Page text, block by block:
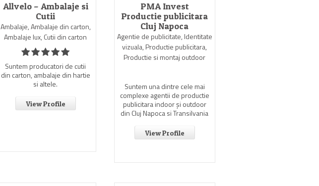
Allvelo – Ambalaje si
Cutii
Ambalaje, Ambalaje din carton,
Ambalaje lux, Cutii din carton
Suntem producatori de cutii
din carton, ambalaje din hartie
si altele.
View Profile
PMA Invest
Productie publicitara
Cluj Napoca
Agentie de publicitate, Identitate
vizuala, Productie publicitara,
Productie si montaj outdoor
Suntem una dintre cele mai
complexe agentii de productie
publicitara indoor şi outdoor
din Cluj Napoca si Transilvania
View Profile